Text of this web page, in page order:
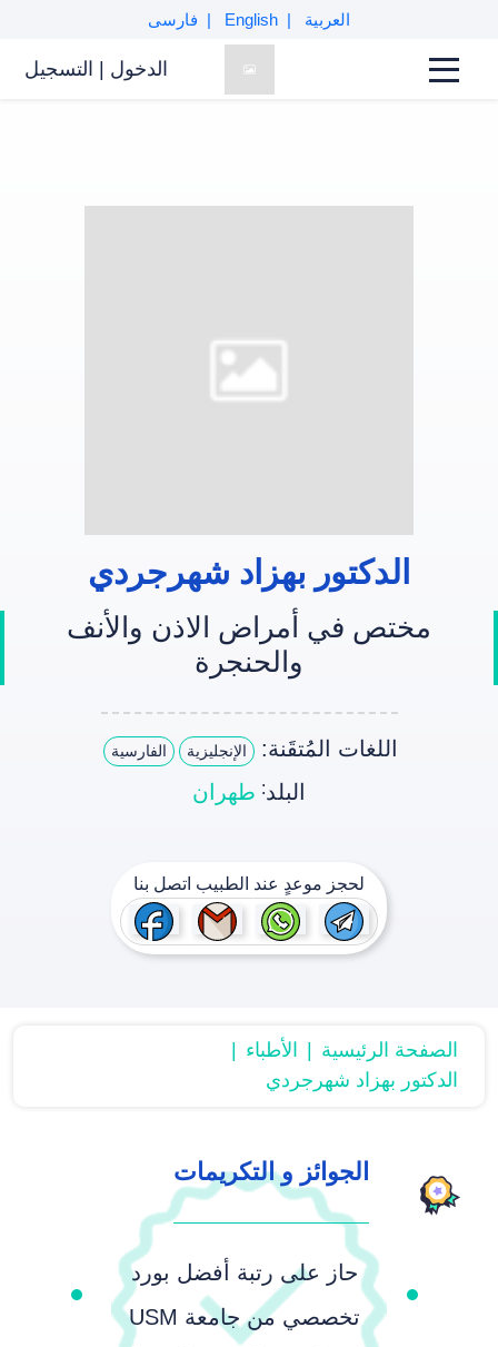
العربية English فارسی
الدخول | التسجیل
الدکتور بهزاد شهرجردي
مختص في أمراض الاذن والأنف
والحنجرة
اللغات المُتقَنة: الإنجليزية الفارسية
البلد: طهران
لحجز موعدٍ عند الطبيب اتصل بنا
الصفحة الرئیسیة
الأطباء
الدكتور بهزاد شهرجردي
الجوائز و التكريمات
حاز على رتبة أفضل بورد
تخصصي من جامعة USM